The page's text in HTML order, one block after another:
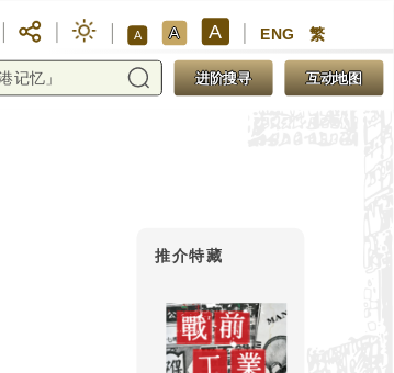
A A A ENG 繁
进阶搜寻 互动地图
推介特藏